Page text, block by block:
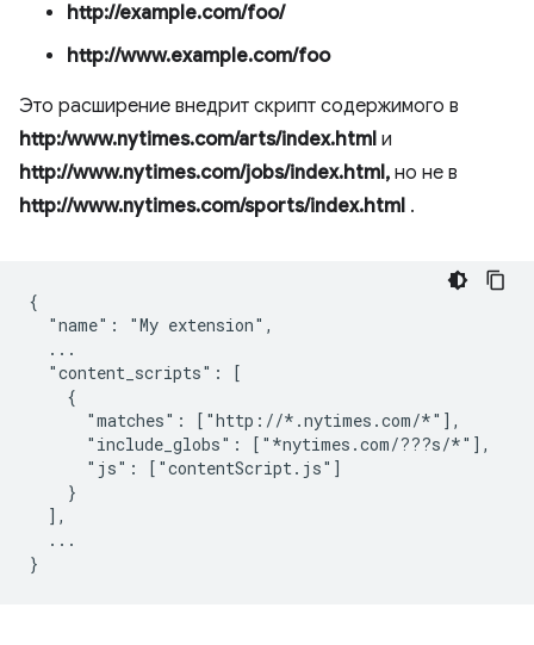
http://example.com/foo/
http://www.example.com/foo
Это расширение внедрит скрипт содержимого в
http:/www.nytimes.com/arts/index.html и
http://www.nytimes.com/jobs/index.html, но не в
http://www.nytimes.com/sports/index.html .
{
  "name": "My extension",
  ...
  "content_scripts": [
    {
      "matches": ["http://*.nytimes.com/*"],
      "include_globs": ["*nytimes.com/???s/*"],
      "js": ["contentScript.js"]
    }
  ],
  ...